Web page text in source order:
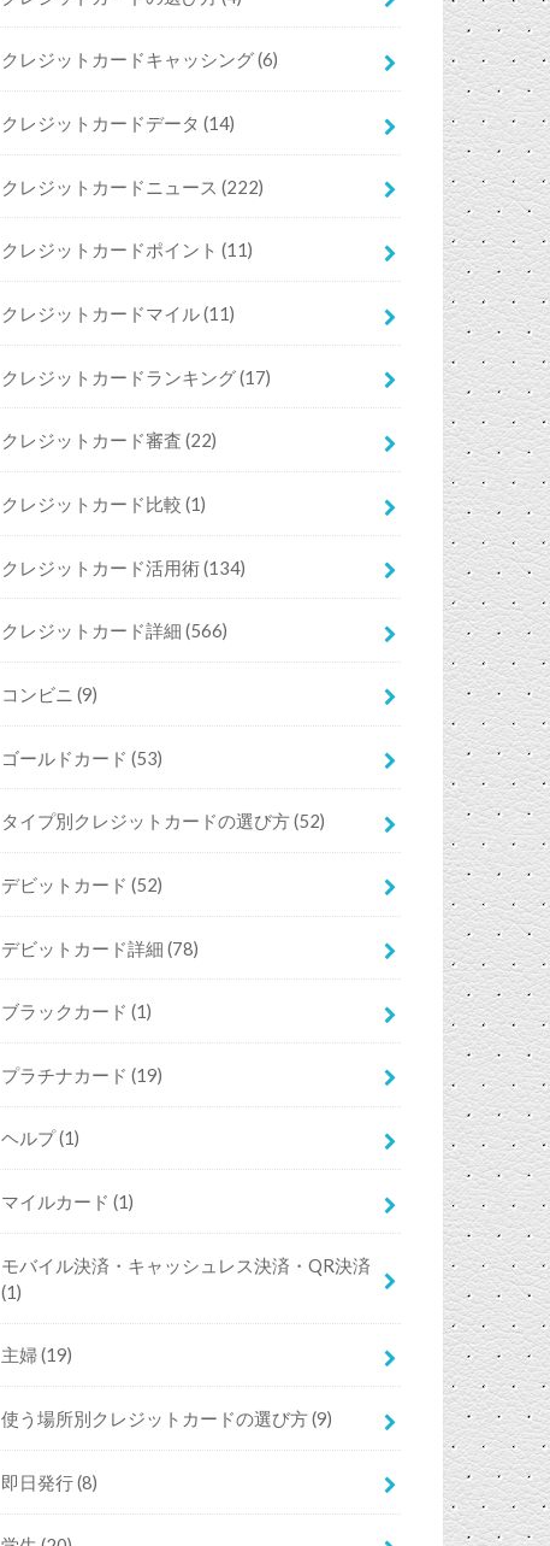
クレジットカードキャッシング(6)
クレジットカードデータ(14)
クレジットカードニュース(222)
クレジットカードポイント(11)
クレジットカードマイル(11)
クレジットカードランキング(17)
クレジットカード審査(22)
クレジットカード比較(1)
クレジットカード活用術(134)
クレジットカード詳細(566)
コンビニ(9)
ゴールドカード(53)
タイプ別クレジットカードの選び方(52)
デビットカード(52)
デビットカード詳細(78)
ブラックカード(1)
プラチナカード(19)
ヘルプ(1)
マイルカード(1)
モバイル決済・キャッシュレス決済・QR決済
(1)
主婦(19)
使う場所別クレジットカードの選び方(9)
即日発行(8)